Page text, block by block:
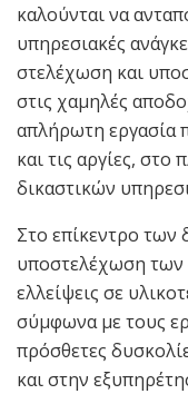
καλούνται να
υπηρεσιακές
στελέχωση και
στις χαμηλές
απλήρωτη εργασία
και τις αργίες, στο
δικαστικών
Στο επίκεντρο των
υποστελέχωση των
ελλείψεις σε
σύμφωνα με τους
πρόσθετες
και στην